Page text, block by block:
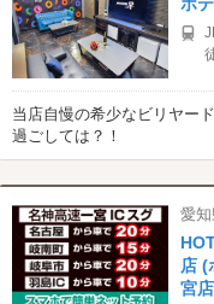
当店自慢の希少なビリヤー
過ごしては？！
愛
店 (
宮